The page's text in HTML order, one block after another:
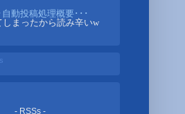
動投稿処理概要･･･
まったから読み辛いw
- RSSs -